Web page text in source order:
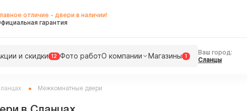
отличие - двери в наличии!
гарантия
и скидки 12 Фото работО компании Магазины 1
Ваш город:
Сланцы
Межкомнатные двери